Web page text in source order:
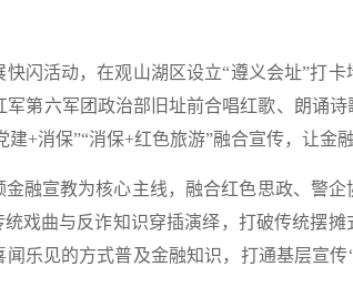
快闪活动，在观山湖区设立“遵义会址”打
第六军团政治部旧址前合唱红歌、朗诵
建+消保”“消保+红色旅游”融合宣传，让金
融宣教为核心主线， 融合红色思政、警
戏曲与反诈知识穿插演绎，打破传统摆
乐见的方式普及金融知识，打通基层宣